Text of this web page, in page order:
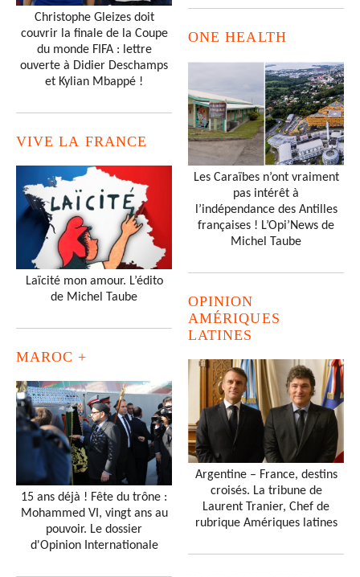
Christophe Gleizes doit
couvrir la finale de la Coupe
du monde FIFA : lettre
ouverte à Didier Deschamps
et Kylian Mbappé !
VIVE LA FRANCE
Laïcité mon amour. L’édito
de Michel Taube
MAROC +
15 ans déjà ! Fête du trône :
Mohammed VI, vingt ans au
pouvoir. Le dossier
d'Opinion Internationale
ONE HEALTH
Les Caraïbes n’ont vraiment
pas intérêt à
l’indépendance des Antilles
françaises ! L’Opi’News de
Michel Taube
OPINION
AMÉRIQUES
LATINES
Argentine – France, destins
croisés. La tribune de
Laurent Tranier, Chef de
rubrique Amériques latines